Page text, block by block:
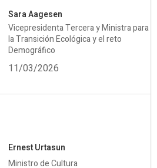
Sara Aagesen
Vicepresidenta Tercera y Ministra para
la Transición Ecológica y el reto
Demográfico
11/03/2026
Ernest Urtasun
Ministro de Cultura